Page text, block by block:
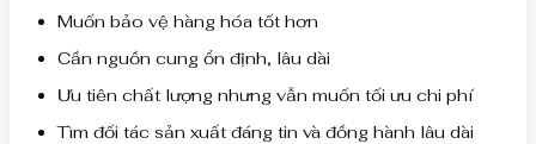
Muốn bảo vệ hàng hóa tốt hơn
Cần nguồn cung ổn định, lâu dài
Ưu tiên chất lượng nhưng vẫn muốn tối ưu chi phí
Tìm đối tác sản xuất đáng tin và đồng hành lâu dài